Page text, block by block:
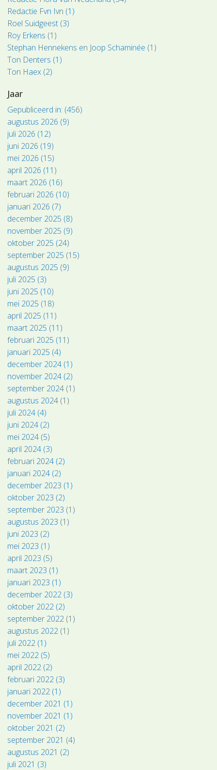
Redactie Fvn Ivn (1)
Roel Suidgeest (3)
Roy Erkens (1)
Stephan Hennekens en Joop Schaminée (1)
Ton Denters (1)
Ton Haex (2)
Jaar
Gepubliceerd in: (456)
augustus 2026 (9)
juli 2026 (12)
juni 2026 (19)
mei 2026 (15)
april 2026 (11)
maart 2026 (16)
februari 2026 (10)
januari 2026 (7)
december 2025 (8)
november 2025 (9)
oktober 2025 (24)
september 2025 (15)
augustus 2025 (9)
juli 2025 (3)
juni 2025 (10)
mei 2025 (18)
april 2025 (11)
maart 2025 (11)
februari 2025 (11)
januari 2025 (4)
december 2024 (1)
november 2024 (2)
september 2024 (1)
augustus 2024 (1)
juli 2024 (4)
juni 2024 (2)
mei 2024 (5)
april 2024 (3)
februari 2024 (2)
januari 2024 (2)
december 2023 (1)
oktober 2023 (2)
september 2023 (1)
augustus 2023 (1)
juni 2023 (2)
mei 2023 (1)
april 2023 (5)
maart 2023 (1)
januari 2023 (1)
december 2022 (3)
oktober 2022 (2)
september 2022 (1)
augustus 2022 (1)
juli 2022 (1)
mei 2022 (5)
april 2022 (2)
februari 2022 (3)
januari 2022 (1)
december 2021 (1)
november 2021 (1)
oktober 2021 (2)
september 2021 (4)
augustus 2021 (2)
juli 2021 (3)